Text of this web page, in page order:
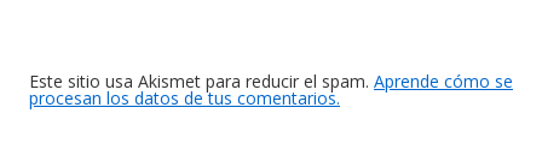
Este sitio usa Akismet para reducir el spam. Aprende cómo se
procesan los datos de tus comentarios.